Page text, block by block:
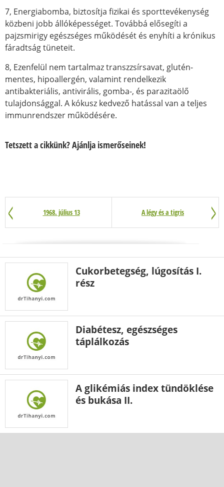
7, Energiabomba, biztosítja fizikai és sporttevékenység
közbeni jobb állóképességet. Továbbá elősegíti a
pajzsmirigy egészséges működését és enyhíti a krónikus
fáradtság tüneteit.
8, Ezenfelül nem tartalmaz transzzsírsavat, glutén-
mentes, hipoallergén, valamint rendelkezik
antibakteriális, antivirális, gomba-, és parazitaölő
tulajdonsággal. A kókusz kedvező hatással van a teljes
immunrendszer működésére.
Tetszett a cikkünk? Ajánlja ismerőseinek!
1968. július 13 A légy és a tigris
Cukorbetegség, lúgosítás I.
rész
Diabétesz, egészséges
táplálkozás
A glikémiás index tündöklése
és bukása II.